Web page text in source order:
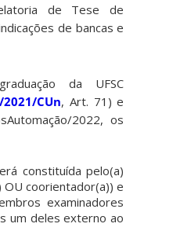
de Tese de
de bancas e
da UFSC
CUn, Art. 71) e
2022, os
constituída pelo(a)
coorientador(a)) e
examinadores
um deles externo ao